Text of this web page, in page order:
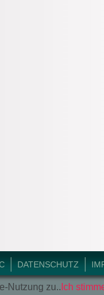
DATENSCHUTZ
Nutzung zu.. Ich